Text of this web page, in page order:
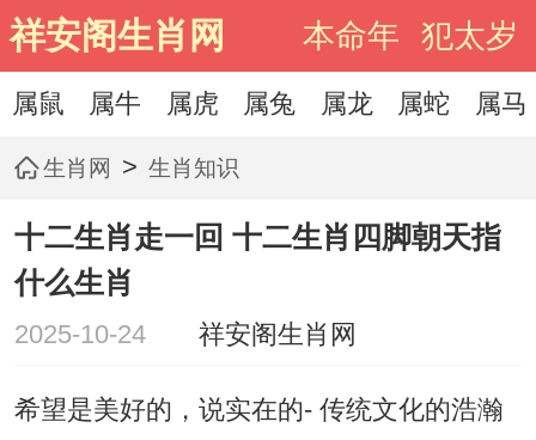
祥安阁生肖网 本命年 犯太岁
属鼠 属牛 属虎 属兔 属龙 属蛇 属马
生肖网 > 生肖知识
十二生肖走一回 十二生肖四脚朝天指
什么生肖
2025-10-24 祥安阁生肖网
希望是美好的，说实在的- 传统文化的浩瀚